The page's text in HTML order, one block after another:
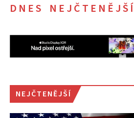
DNES NEJČTENĚJŠÍ
NEJČTENĚJŠÍ